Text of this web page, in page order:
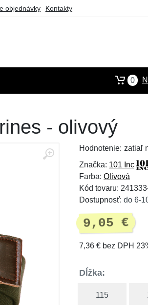
objednávky Kontakty
0
- olivový
Hodnotenie: zatiaľ
Značka: 101 Inc
Farba: Olivová
Kód tovaru:
Dostupnosť: do 6-
9,05 €
7,36 € bez DPH
Dĺžka:
115